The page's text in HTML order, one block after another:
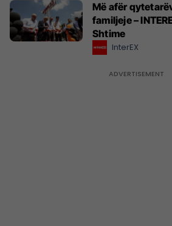
Më afër
familjeje –
Shtime
InterEX